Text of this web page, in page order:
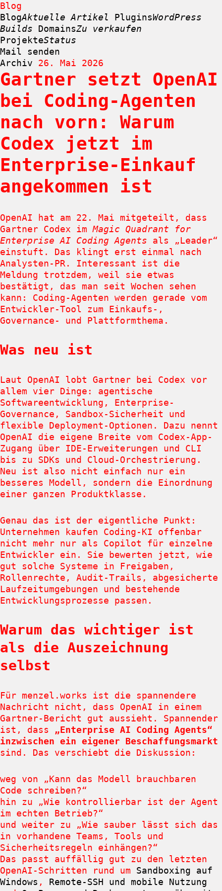
Blog
BlogAktuelle Artikel PluginsWordPress
Builds
DomainsZu verkaufen
ProjekteStatus
Mail senden
Zum
Inhalt
springen
Archiv 26. Mai 2026
Gartner setzt OpenAI
bei Coding-Agenten
nach vorn: Warum
Codex jetzt im
Enterprise-Einkauf
angekommen ist
OpenAI hat am 22. Mai mitgeteilt, dass
Gartner Codex imMagic Quadrant for
Enterprise AI Coding Agents als „Leader“
einstuft. Das klingt erst einmal nach
Analysten-PR. Interessant ist die
Meldung trotzdem, weil sie etwas
bestätigt, das man seit Wochen sehen
kann: Coding-Agenten werden gerade vom
Entwickler-Tool zum Einkaufs-,
Governance- und Plattformthema.
Was neu ist
Laut OpenAI lobt Gartner bei Codex vor
allem vier Dinge: agentische
Softwareentwicklung, Enterprise-
Governance, Sandbox-Sicherheit und
flexible Deployment-Optionen. Dazu nennt
OpenAI die eigene Breite vom Codex-App-
Zugang über IDE-Erweiterungen und CLI
bis zu SDKs und Cloud-Orchestrierung.
Neu ist also nicht einfach nur ein
besseres Modell, sondern die Einordnung
einer ganzen Produktklasse.
Genau das ist der eigentliche Punkt:
Unternehmen kaufen Coding-KI offenbar
nicht mehr nur als Copilot für einzelne
Entwickler ein. Sie bewerten jetzt, wie
gut solche Systeme in Freigaben,
Rollenrechte, Audit-Trails, abgesicherte
Laufzeitumgebungen und bestehende
Entwicklungsprozesse passen.
Warum das wichtiger ist
als die Auszeichnung
selbst
Für menzel.works ist die spannendere
Nachricht nicht, dass OpenAI in einem
Gartner-Bericht gut aussieht. Spannender
ist, dass „Enterprise AI Coding Agents“
inzwischen ein eigener Beschaffungsmarkt
sind. Das verschiebt die Diskussion:
weg von „Kann das Modell brauchbaren
Code schreiben?“
hin zu „Wie kontrollierbar ist der Agent
im echten Betrieb?“
und weiter zu „Wie sauber lässt sich das
in vorhandene Teams, Tools und
Sicherheitsregeln einhängen?“
Das passt auffällig gut zu den letzten
OpenAI-Schritten rund um Sandboxing auf
Windows , Remote-SSH und mobile Nutzung